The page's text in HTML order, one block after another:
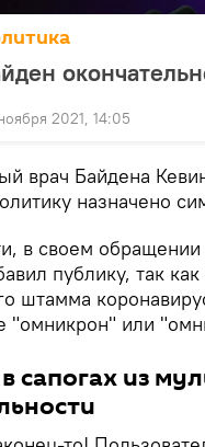
2021, 14:05
врач Байдена
назначено
в своем
публику, так
штамма
"омникрон" или
сапогах из